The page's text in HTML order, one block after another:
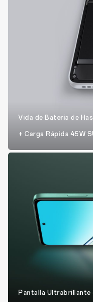
Vida de Batería de
+ Carga Rápida 45W
Pantalla